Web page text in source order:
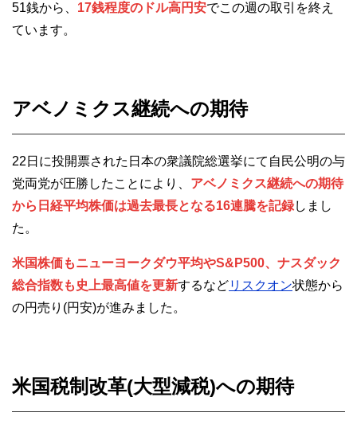
51銭から、 17銭程度のドル高円安でこの週の取引を終え
ています。
アベノミクス継続への期待
22日に投開票された日本の衆議院総選挙にて自民公明の与
党両党が圧勝したことにより、 アベノミクス継続への期待
から日経平均株価は過去最長となる16連騰を記録しまし
た。
米国株価もニューヨークダウ平均やS&P500、ナスダック
総合指数も史上最高値を更新するなどリスクオン状態から
の円売り(円安)が進みました。
米国税制改革(大型減税)への期待